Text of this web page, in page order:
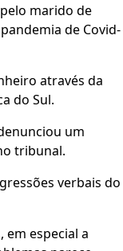
marido de
de Covid-
através da
do Sul.
um
tribunal.
verbais do
em especial a